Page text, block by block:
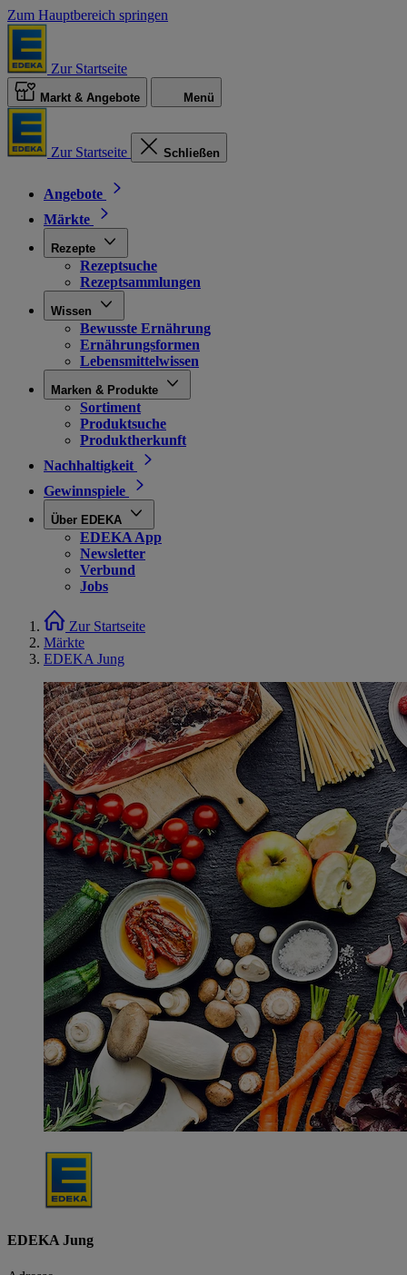
Zum Hauptbereich springen
Zur Startseite
Markt & Angebote Menü
Zur Startseite Schließen
Angebote
Märkte
Rezepte
Rezeptsuche
Rezeptsammlungen
Wissen
Bewusste Ernährung
Ernährungsformen
Lebensmittelwissen
Marken & Produkte
Sortiment
Produktsuche
Produktherkunft
Nachhaltigkeit
Gewinnspiele
Über EDEKA
EDEKA App
Newsletter
Verbund
Jobs
Zur Startseite
Märkte
EDEKA Jung
EDEKA Jung